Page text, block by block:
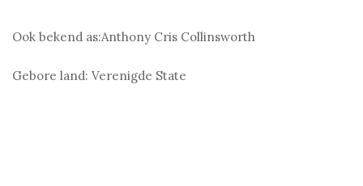
Ook bekend as:Anthony Cris Collinsworth
Gebore land: Verenigde State